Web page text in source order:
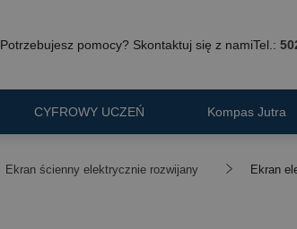
Potrzebujesz pomocy? Skontaktuj się z namiTel.:
CYFROWY UCZEŃ Kompas Jutra
Ekran ścienny elektrycznie rozwijany Ekran